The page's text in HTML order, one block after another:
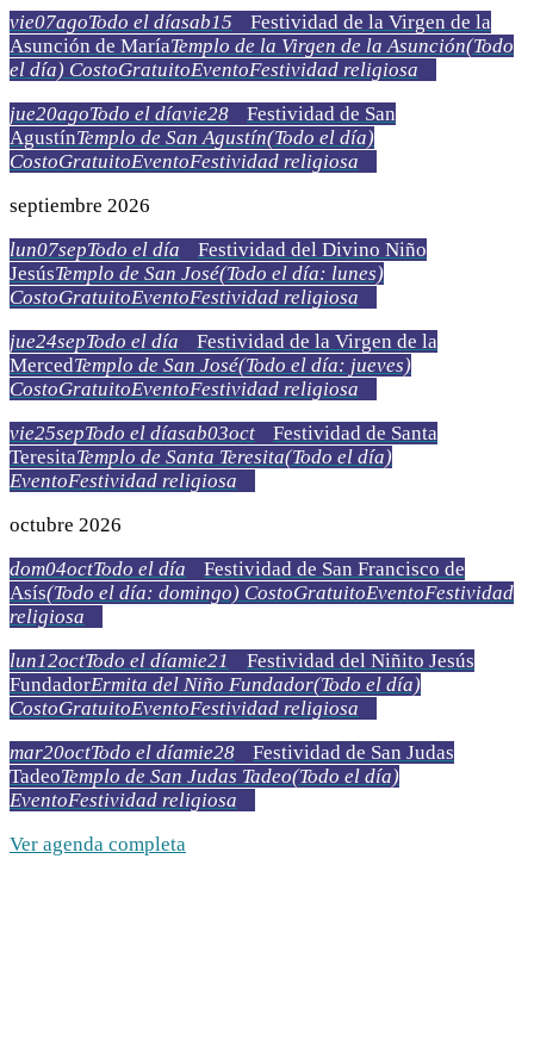
vie07agoTodo el díasab15
Festividad de la Virgen de la
Asunción de MaríaTemplo de la Virgen de la Asunción(Todo
el día) CostoGratuitoEventoFestividad religiosa
jue20agoTodo el díavie28
Festividad de San
AgustínTemplo de San Agustín(Todo el día)
CostoGratuitoEventoFestividad religiosa
septiembre 2026
lun07sepTodo el día
Festividad del Divino Niño
JesúsTemplo de San José(Todo el día: lunes)
CostoGratuitoEventoFestividad religiosa
jue24sepTodo el día
Festividad de la Virgen de la
MercedTemplo de San José(Todo el día: jueves)
CostoGratuitoEventoFestividad religiosa
vie25sepTodo el díasab03oct
Festividad de Santa
TeresitaTemplo de Santa Teresita(Todo el día)
EventoFestividad religiosa
octubre 2026
dom04octTodo el día
Festividad de San Francisco de
Asís(Todo el día: domingo) CostoGratuitoEventoFestividad
religiosa
lun12octTodo el díamie21
Festividad del Niñito Jesús
FundadorErmita del Niño Fundador(Todo el día)
CostoGratuitoEventoFestividad religiosa
mar20octTodo el díamie28
Festividad de San Judas
TadeoTemplo de San Judas Tadeo(Todo el día)
EventoFestividad religiosa
Ver agenda completa